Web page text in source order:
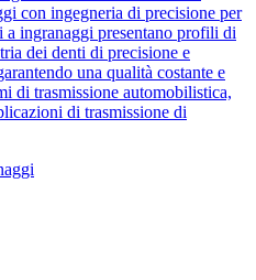
con ingegneria di precisione per
ingranaggi presentano profili di
dei denti di precisione e
una qualità costante e
di trasmissione automobilistica,
di trasmissione di